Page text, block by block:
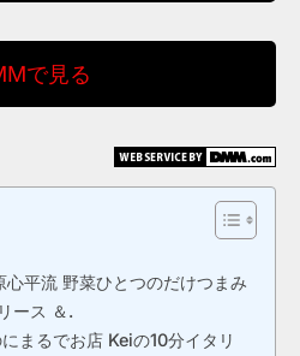
で見る
平流 野菜ひとつのだけつまみ
ース ＆.
まるでお店 Keiの10分イタリ